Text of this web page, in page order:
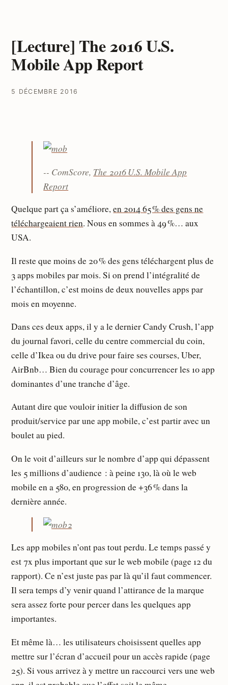
[Lecture] The 2016 U.S.
Mobile App Report
5 DÉCEMBRE 2016
-- ComScore, The 2016 U.S. Mobile App
Report
Quelque part ça s’améliore,en 2014 65 % des gens ne
téléchargeaient rien. Nous en sommes à 49 %… aux
USA.
Il reste que moins de 20 % des gens téléchargent plus de
3 apps mobiles par mois. Si on prend l’intégralité de
l’échantillon, c’est moins de deux nouvelles apps par
mois en moyenne.
Dans ces deux apps, il y a le dernier Candy Crush, l’app
du journal favori, celle du centre commercial du coin,
celle d’Ikea ou du drive pour faire ses courses, Uber,
AirBnb… Bien du courage pour concurrencer les 10 app
dominantes d’une tranche d’âge.
Autant dire que vouloir initier la diffusion de son
produit/service par une app mobile, c’est partir avec un
boulet au pied.
On le voit d’ailleurs sur le nombre d’app qui dépassent
les 5 millions d’audience : à peine 130, là où le web
mobile en a 580, en progression de +36 % dans la
dernière année.
Les app mobiles n’ont pas tout perdu. Le temps passé y
est 7x plus important que sur le web mobile (page 12 du
rapport). Ce n’est juste pas par là qu’il faut commencer.
Il sera temps d’y venir quand l’attirance de la marque
sera assez forte pour percer dans les quelques app
importantes.
Et même là… les utilisateurs choisissent quelles app
mettre sur l’écran d’accueil pour un accès rapide (page
25). Si vous arrivez à y mettre un raccourci vers une web